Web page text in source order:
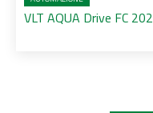
VLT AQUA Drive FC 202